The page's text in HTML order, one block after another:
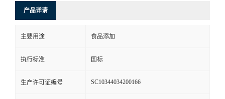
产品详请
主要用途 食品添加
执行标准 国标
生产许可证编号 SC10344034200166